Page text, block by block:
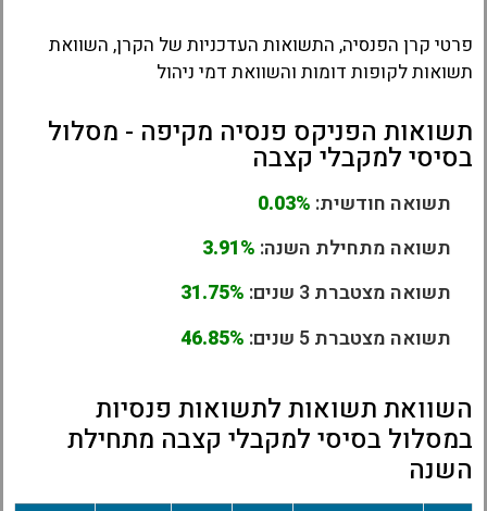
פרטי קרן הפנסיה, התשואות העדכניות של הקרן, השוואת
תשואות לקופות דומות והשוואת דמי ניהול
תשואות הפניקס פנסיה מקיפה - מסלול
בסיסי למקבלי קצבה
תשואה חודשית: 0.03%
תשואה מתחילת השנה: 3.91%
תשואה מצטברת 3 שנים:
31.75%
תשואה מצטברת 5 שנים:
46.85%
השוואת תשואות לתשואות פנסיות
במסלול בסיסי למקבלי קצבה מתחילת
השנה